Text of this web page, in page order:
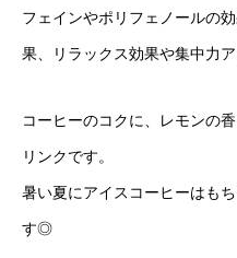
フェインやポリフェノールの
果、リラックス効果や集中力ア
コーヒーのコクに、レモンの
リンクです。
暑い夏にアイスコーヒーはも
す◎